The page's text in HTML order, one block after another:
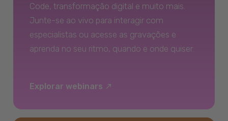
Code, transformação digital e muito mais.
Junte-se ao vivo para interagir com
especialistas ou acesse as gravações e
aprenda no seu ritmo, quando e onde quiser.
Explorar webinars